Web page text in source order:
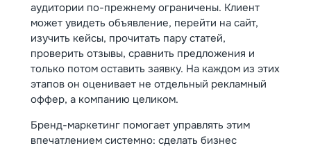
аудитории по-прежнему ограничены. Клиент
может увидеть объявление, перейти на сайт,
изучить кейсы, прочитать пару статей,
проверить отзывы, сравнить предложения и
только потом оставить заявку. На каждом из этих
этапов он оценивает не отдельный рекламный
оффер, а компанию целиком.
Бренд-маркетинг помогает управлять этим
впечатлением системно: сделать бизнес